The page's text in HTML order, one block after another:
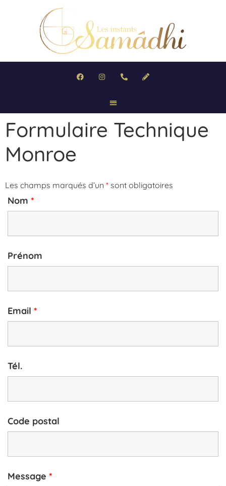
Formulaire Technique
Monroe
Les champs marqués d’un * sont obligatoires
Nom *
Prénom
Email *
Tél.
Code postal
Message *